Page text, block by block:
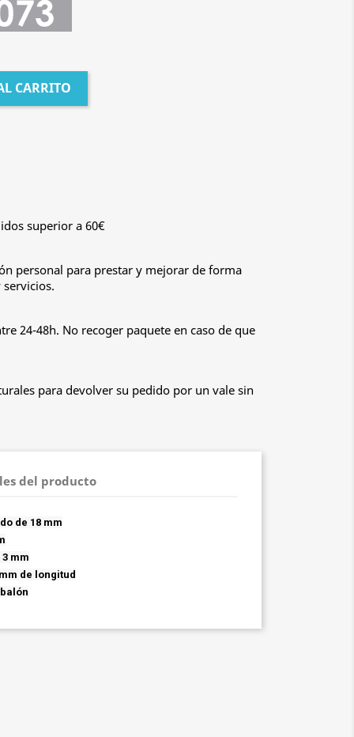
CARRITO
superior a 60€
personal para prestar y mejorar de forma
24-48h. No recoger paquete en caso de que
para devolver su pedido por un vale sin
del producto
de 18 mm
mm
de longitud